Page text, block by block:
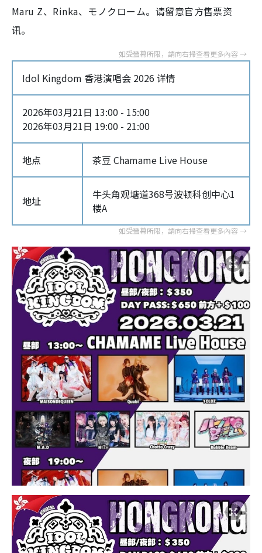
Maru Z、Rinka、モノクローム。请留意官方售票资
讯。
Idol Kingdom 香港演唱会 2026 详情
2026年03月21日 13:00 - 15:00
2026年03月21日 19:00 - 21:00
地点 茶豆 Chamame Live House
地址
牛头角观塘道368号波顿科创中心1
楼A